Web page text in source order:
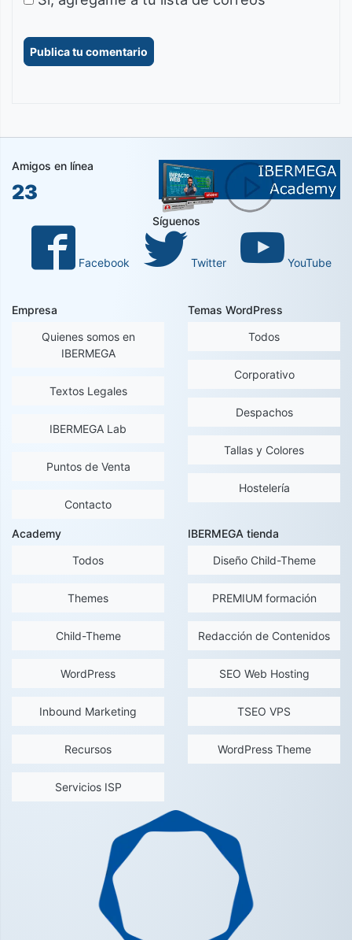
Amigos en línea
23
Síguenos
Facebook Twitter YouTube
Empresa
Quienes somos en
IBERMEGA
Textos Legales
IBERMEGA Lab
Puntos de Venta
Contacto
Temas WordPress
Todos
Corporativo
Despachos
Tallas y Colores
Hostelería
Academy
Todos
Themes
Child-Theme
WordPress
Inbound Marketing
Recursos
Servicios ISP
IBERMEGA tienda
Diseño Child-Theme
PREMIUM formación
Redacción de Contenidos
SEO Web Hosting
TSEO VPS
WordPress Theme